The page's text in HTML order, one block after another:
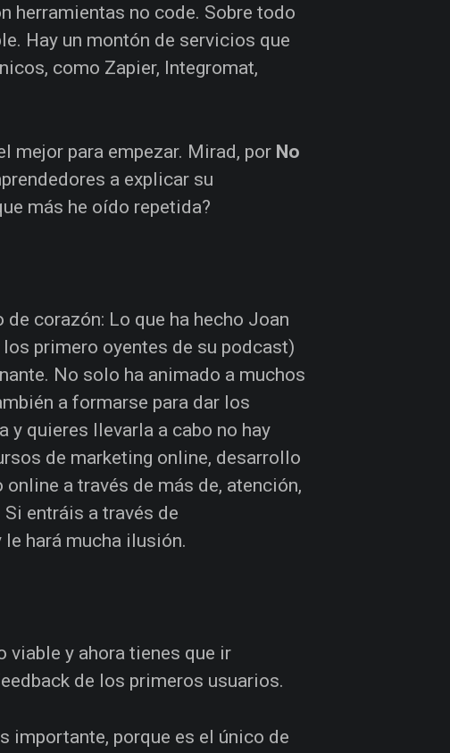
herramientas no code. Sobre todo
Hay un montón de servicios que
como Zapier, Integromat,
mejor para empezar. Mirad, por No
a explicar su
más he oído repetida?
corazón: Lo que ha hecho Joan
primero oyentes de su podcast)
No solo ha animado a muchos
a formarse para dar los
y quieres llevarla a cabo no hay
de marketing online, desarrollo
a través de más de, atención,
entráis a través de
hará mucha ilusión.
viable y ahora tienes que ir
de los primeros usuarios.
importante, porque es el único de